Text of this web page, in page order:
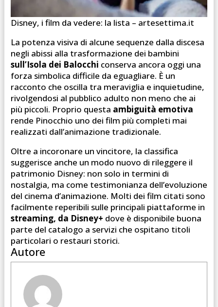
Disney, i film da vedere: la lista – artesettima.it
La potenza visiva di alcune sequenze dalla discesa
negli abissi alla trasformazione dei bambini
sull’Isola dei Balocchi conserva ancora oggi una
forza simbolica difficile da eguagliare. È un
racconto che oscilla tra meraviglia e inquietudine,
rivolgendosi al pubblico adulto non meno che ai
più piccoli. Proprio questa ambiguità emotiva
rende Pinocchio uno dei film più completi mai
realizzati dall’animazione tradizionale.
Oltre a incoronare un vincitore, la classifica
suggerisce anche un modo nuovo di rileggere il
patrimonio Disney: non solo in termini di
nostalgia, ma come testimonianza dell’evoluzione
del cinema d’animazione. Molti dei film citati sono
facilmente reperibili sulle principali piattaforme in
streaming, da Disney+ dove è disponibile buona
parte del catalogo a servizi che ospitano titoli
particolari o restauri storici.
Autore